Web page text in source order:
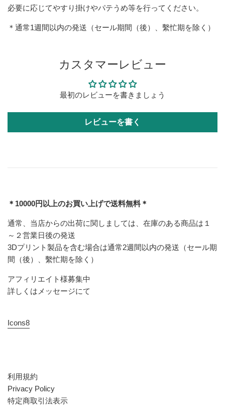
必要に応じてやすり掛けやパテうめ等を行ってください。
＊通常1週間以内の発送（セール期間（後）、繫忙期を除く）
カスタマーレビュー
最初のレビューを書きましょう
レビューを書く
＊10000円以上のお買い上げで送料無料＊
通常、当店からの出荷に関しましては、在庫のある商品は１
～２営業日後の発送
3Dプリント製品を含む場合は通常2週間以内の発送（セール期
間（後）、繫忙期を除く）
アフィリエイト様募集中
詳しくはメッセージにて
Icons8
利用規約
Privacy Policy
特定商取引法表示